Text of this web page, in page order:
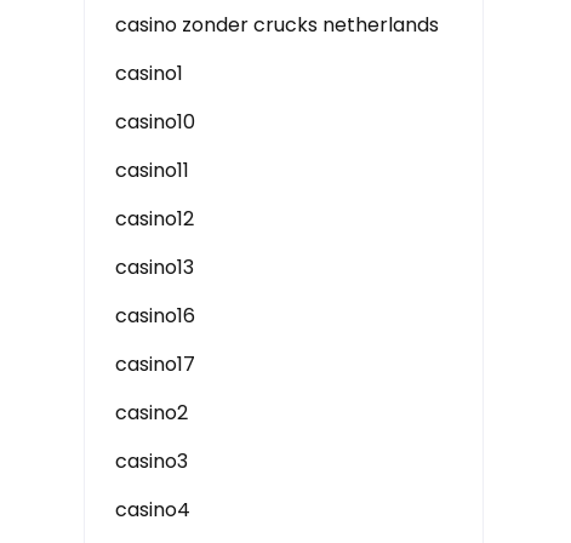
casino zonder crucks netherlands
casino1
casino10
casino11
casino12
casino13
casino16
casino17
casino2
casino3
casino4